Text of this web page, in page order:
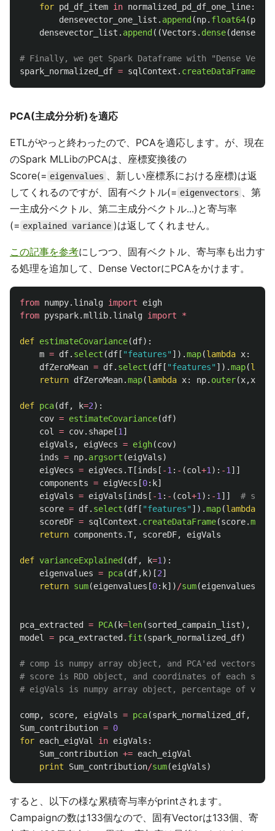
for pd_df_item in normalized_pd_df_one_line:
densevector_one_list . append (np. float64(
densevector_list . append ((Vectors . dense(
spark_normalized_df = sqlContext . createDataFrame
PCA(主成分分析)を適応
ETLがやっと終わったので、PCAを適応します。が、現在
のSpark MLLibのPCAは、座標変換後の
Score(= eigenvalues 、新しい座標系における座標)は返
してくれるのですが、固有ベクトル(= eigenvectors 、第
一主成分ベクトル、第二主成分ベクトル...)と寄与率
(= explained variance )は返してくれません。
この記事を参考にしつつ、固有ベクトル、寄与率も出力す
る処理を追加して、Dense VectorにPCAをかけます。
from numpy.linalg import
eigh
from pyspark.mllib.linalg import *
def estimateCovariance(df):
m = df. select (df [ "features" ]).map(lambda x:
dfZeroMean = df. select (df [ "features" ]).map(
return dfZeroMean.map(lambda x: np. outer(x,x
def pca(df, k=2):
cov = estimateCovariance(df)
col
= cov. shape [1 ]
eigVals , eigVecs = eigh(cov)
inds = np. argsort (eigVals)
eigVecs = eigVecs .T [inds [ -1 : - (col+1 ): -1 ]]
components = eigVecs [0: k]
eigVals = eigVals [inds [ -1 : - (col+1 ): -1 ]]
score = df. select (df [ "features" ]).map(lambda
scoreDF = sqlContext . createDataFrame(score.map
return components .T, scoreDF, eigVals
def varianceExplained (df, k=1 ):
eigenvalues = pca(df, k)[2]
return sum(eigenvalues [0: k]) /sum(eigenvalues
pca_extracted = PCA( k=len(sorted_campain_list),
model
= pca_extracted . fit (spark_normalized_df)
# comp is numpy array object, and PCA'ed vectors
# score is RDD object, and coordinates of each
comp, score, eigVals = pca(spark_normalized_df,
Sum_contribution = 0
for each_eigVal in eigVals :
Sum_contribution += each_eigVal
print
Sum_contribution/sum(eigVals)
すると、以下の様な累積寄与率がprintされます。
Campaignの数は133個なので、固有Vectorは133個、寄